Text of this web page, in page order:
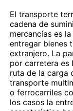
El transporte
cadena de
mercancías es
entregar bienes
extranjero. La
por carretera es
ruta de la carga
transporte
o ferrocarriles
los casos la